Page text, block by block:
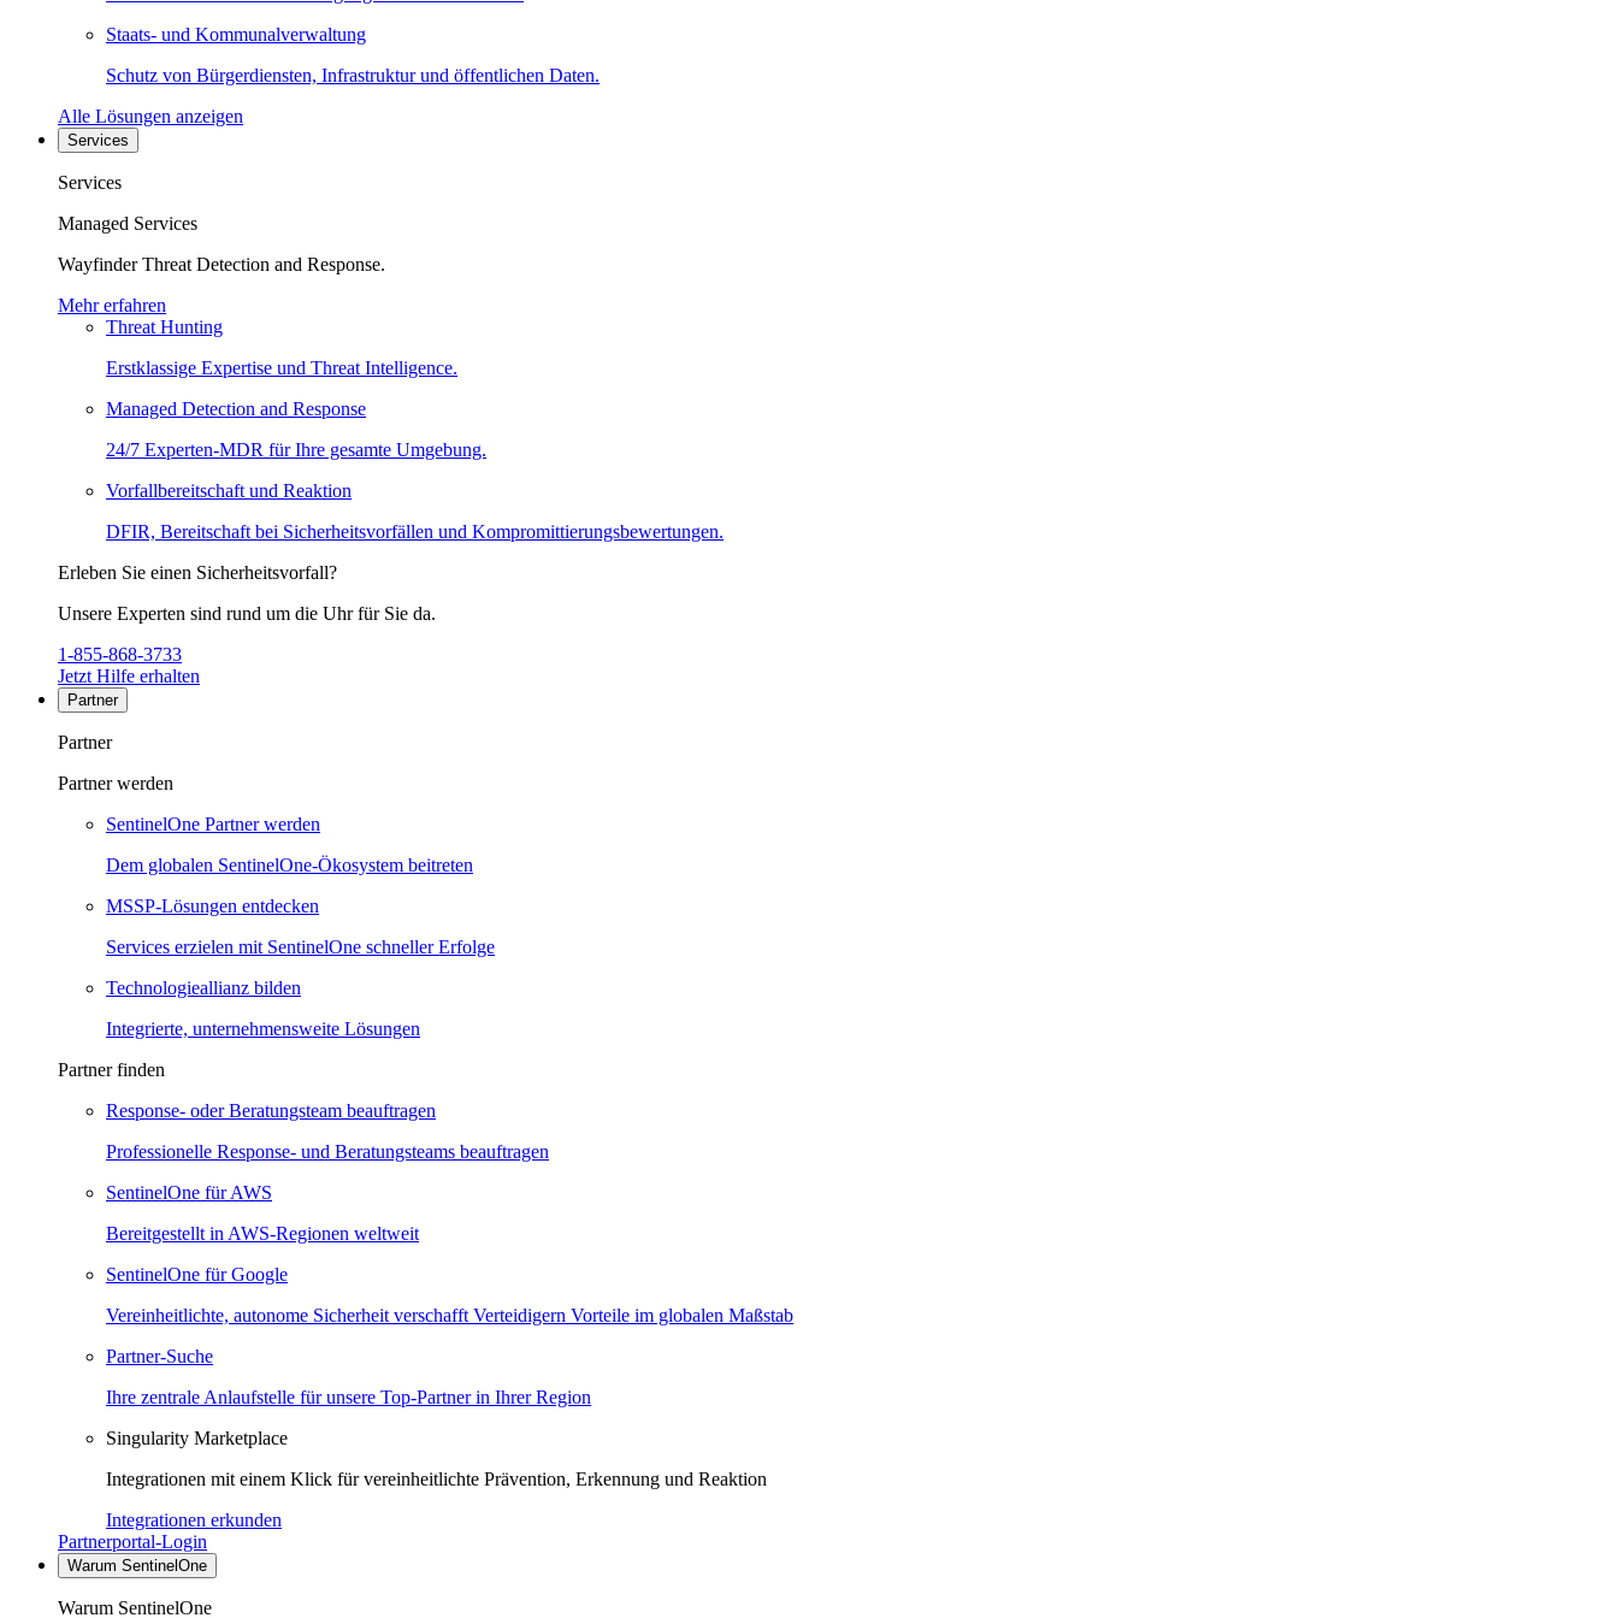
Staats- und Kommunalverwaltung
Schutz von Bürgerdiensten, Infrastruktur und öffentlichen Daten.
Alle Lösungen anzeigen
Services
Services
Managed Services
Wayfinder Threat Detection and Response.
Mehr erfahren
Threat Hunting
Erstklassige Expertise und Threat Intelligence.
Managed Detection and Response
24/7 Experten-MDR für Ihre gesamte Umgebung.
Vorfallbereitschaft und Reaktion
DFIR, Bereitschaft bei Sicherheitsvorfällen und Kompromittierungsbewertungen.
Erleben Sie einen Sicherheitsvorfall?
Unsere Experten sind rund um die Uhr für Sie da.
1-855-868-3733
Jetzt Hilfe erhalten
Partner
Partner
Partner werden
SentinelOne Partner werden
Dem globalen SentinelOne-Ökosystem beitreten
MSSP-Lösungen entdecken
Services erzielen mit SentinelOne schneller Erfolge
Technologieallianz bilden
Integrierte, unternehmensweite Lösungen
Partner finden
Response- oder Beratungsteam beauftragen
Professionelle Response- und Beratungsteams beauftragen
SentinelOne für AWS
Bereitgestellt in AWS-Regionen weltweit
SentinelOne für Google
Vereinheitlichte, autonome Sicherheit verschafft Verteidigern Vorteile im globalen Maßstab
Partner-Suche
Ihre zentrale Anlaufstelle für unsere Top-Partner in Ihrer Region
Singularity Marketplace
Integrationen mit einem Klick für vereinheitlichte Prävention, Erkennung und Reaktion
Integrationen erkunden
Partnerportal-Login
Warum SentinelOne
Warum SentinelOne